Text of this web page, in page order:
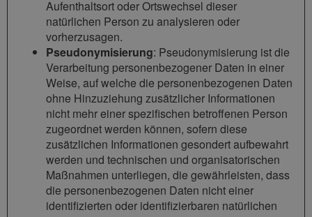
Aufenthaltsort oder Ortswechsel dieser
natürlichen Person zu analysieren oder
vorherzusagen.
Pseudonymisierung: Pseudonymisierung ist die
Verarbeitung personenbezogener Daten in einer
Weise, auf welche die personenbezogenen Daten
ohne Hinzuziehung zusätzlicher Informationen
nicht mehr einer spezifischen betroffenen Person
zugeordnet werden können, sofern diese
zusätzlichen Informationen gesondert aufbewahrt
werden und technischen und organisatorischen
Maßnahmen unterliegen, die gewährleisten, dass
die personenbezogenen Daten nicht einer
identifizierten oder identifizierbaren natürlichen